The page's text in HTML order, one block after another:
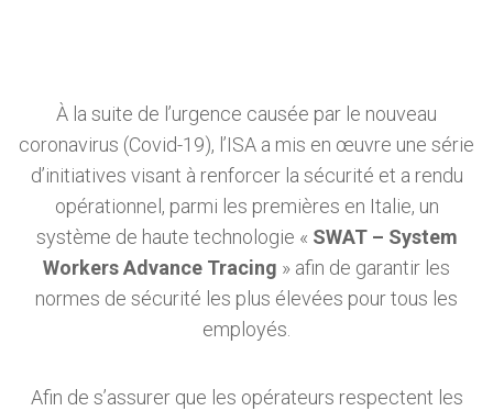
À la suite de l’urgence causée par le nouveau
coronavirus (Covid-19), l’ISA a mis en œuvre une série
d’initiatives visant à renforcer la sécurité et a rendu
opérationnel, parmi les premières en Italie, un
système de haute technologie « SWAT – System
Workers Advance Tracing » afin de garantir les
normes de sécurité les plus élevées pour tous les
employés.
Afin de s’assurer que les opérateurs respectent les